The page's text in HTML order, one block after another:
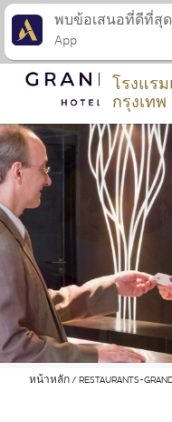
หน้าหลัก RESTAURANTS-
โรงแร
กรุงเท
พบข้อเสนอที่ดีที่สุด
App